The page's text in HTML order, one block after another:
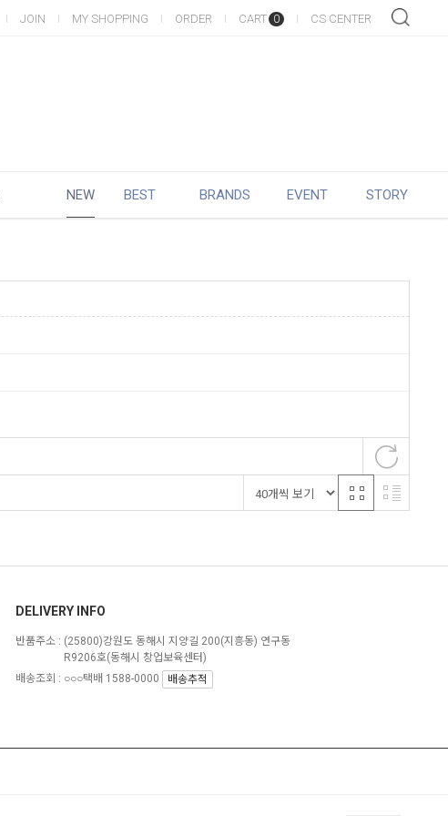
JOIN MY SHOPPING ORDER CART 0 CS CENTER
NEW BEST BRANDS EVENT STORY
DELIVERY INFO
반품주소 : (25800)강원도 동해시 지양길 200(지흥동) 연구동
R9206호(동해시 창업보육센터)
배송조회 : ○○○택배 1588-0000
배송추적